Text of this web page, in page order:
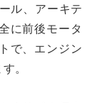
ル、アーキテ
に前後モータ
で、エンジン
。